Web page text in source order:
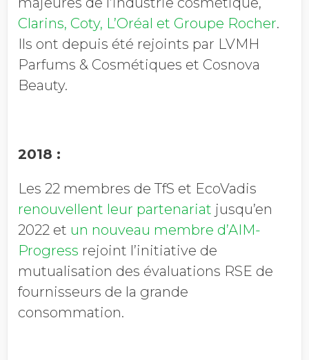
Clarins, Coty, L’Oréal et Groupe Rocher.
Ils ont depuis été rejoints par LVMH
Parfums & Cosmétiques et Cosnova
Beauty.
2018 :
Les 22 membres de TfS et EcoVadis
renouvellent leur partenariat jusqu’en
2022 et un nouveau membre d’AIM-
Progress rejoint l’initiative de
mutualisation des évaluations RSE de
fournisseurs de la grande
consommation.